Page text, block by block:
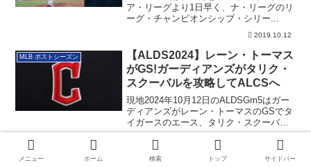
ア・リーグより1日早く、ナ・リーグのリ
ーグ・チャンピオンシップ・シリー...
2019.10.12
MLB ポストシーズン
【ALDS2024】レーン・トーマス
がGS!ガーディアンズがタリク・
スクーバルを攻略してALCSへ
現地2024年10月12日のALDSGm5はガー
ディアンズがレーン・トーマスのGSでタ
イガースのエース、タリク・スクーバル
を攻略。ALCS行きを決めました。
MLB ポストシーズン
【WS2019-Gm7】ナッツが劣勢
メニュー ホーム 検索 トップ サイドバー